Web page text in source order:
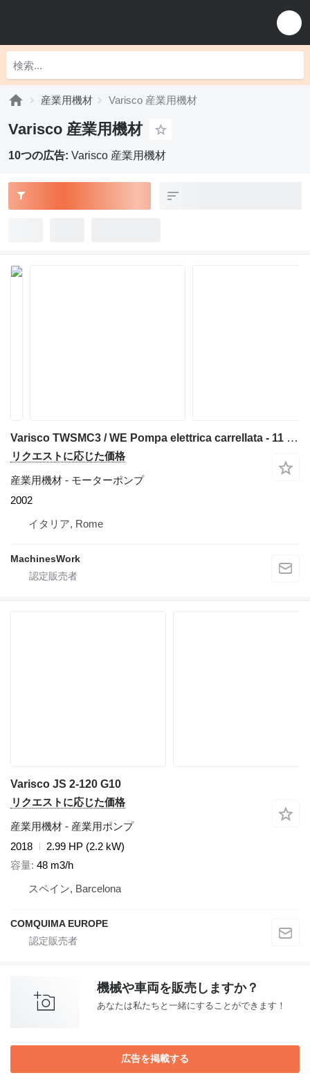
産業用機材 Varisco 産業用機材
Varisco 産業用機材
10つの広告: Varisco 産業用機材
Varisco TWSMC3 / WE Pompa elettrica carrellata - 11 kw
リクエストに応じた価格
産業用機材 - モーターポンプ
2002
イタリア, Rome
MachinesWork
Varisco JS 2-120 G10
リクエストに応じた価格
産業用機材 - 産業用ポンプ
2018
2.99 HP (2.2 kW)
容量 48 m3/h
スペイン, Barcelona
COMQUIMA EUROPE
機械や車両を販売しますか？
あなたは私たちと一緒にすることができます！
広告を掲載する